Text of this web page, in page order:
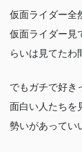
仮面ライダー全
仮面ライダー見
らいは見てたわ
でもガチで好き
面白い人たちを
勢いがあってい